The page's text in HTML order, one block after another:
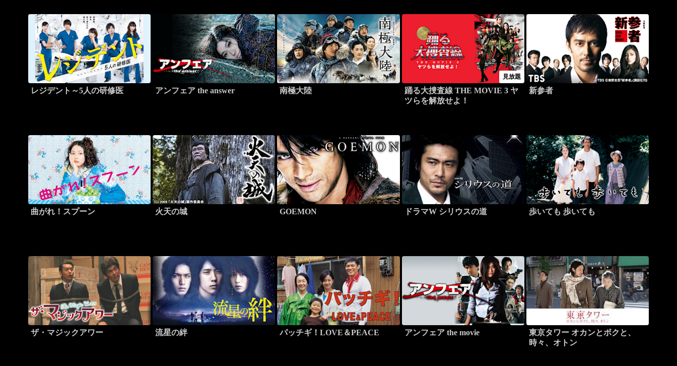
レジデント～5人の研修医 アンフェア the answer 南極大陸
見放題
踊る大捜査線 THE MOVIE 3 ヤ
ツらを解放せよ！
新参者
曲がれ！スプーン 火天の城 GOEMON ドラマW シリウスの道 歩いても 歩いても
ザ・マジックアワー 流星の絆 パッチギ！LOVE＆PEACE アンフェア the movie
東京タワー オカンとボクと、
時々、オトン